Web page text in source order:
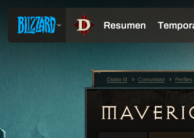
Diablo III Comunidad Perfiles